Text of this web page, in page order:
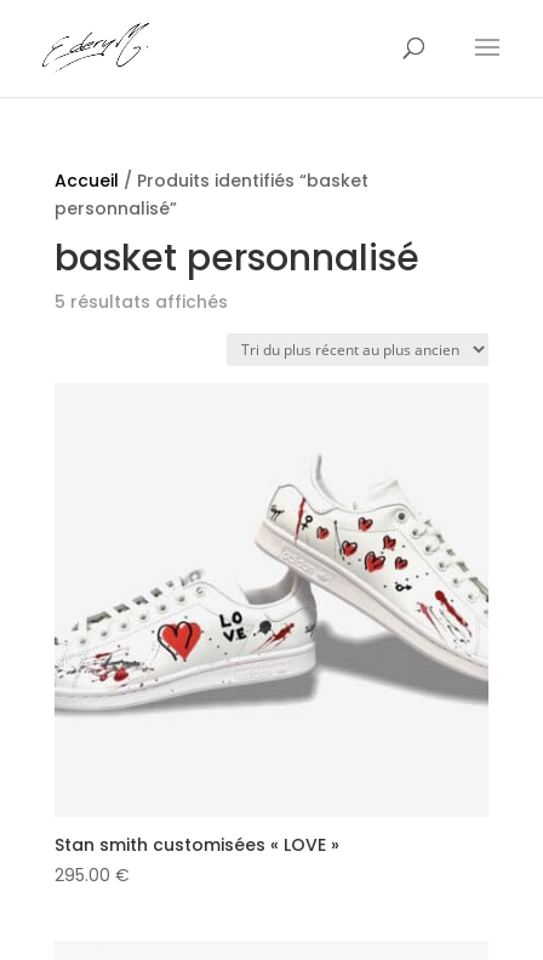
Accueil / Produits identifiés “basket
personnalisé”
basket personnalisé
5 résultats affichésTrié
plus
Stan smith customisées « LOVE »
295.00 €